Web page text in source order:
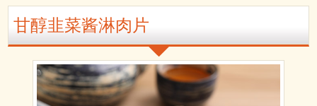
甘醇韭菜酱淋肉片